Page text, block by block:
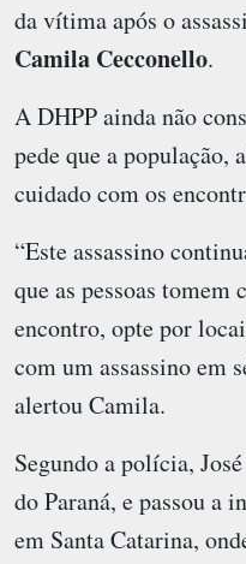
da vítima após o
Camila Cecconello.
A DHPP ainda não
pede que a população,
cuidado com os
“Este assassino
que as pessoas tomem
encontro, opte por
com um assassino em
alertou Camila.
Segundo a polícia,
do Paraná, e passou a
em Santa Catarina,